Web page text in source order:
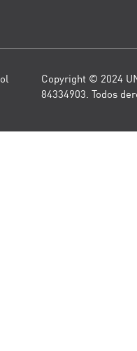
Copyright © 2024
84334903. Todos